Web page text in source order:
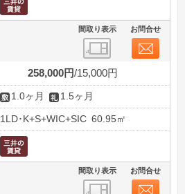
間取り表示 お問合せ
258,000円 15,000円
1.0ヶ月 1.5ヶ月
1LD･K+S+WIC+SIC 60.95㎡
間取り表示 お問合せ